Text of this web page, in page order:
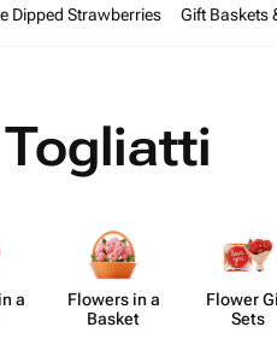
Dipped Strawberries Gift Baskets
a
Flowers in a
Basket
Flower
Sets